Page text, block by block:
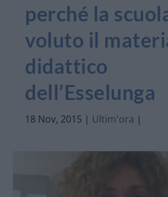
perché la
voluto il
didattico
dell’Esselunga
18 Nov, 2015 | Ultim'ora |